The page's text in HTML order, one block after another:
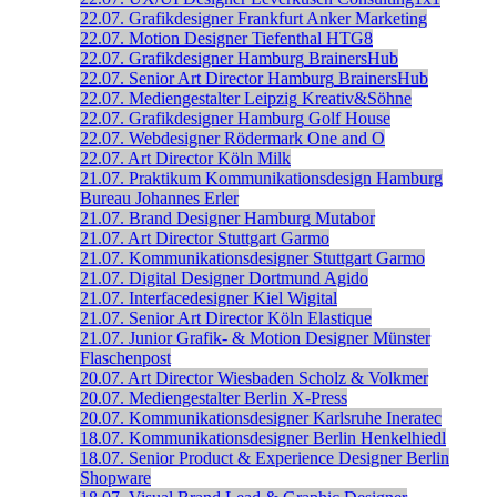
22.07. Grafikdesigner Frankfurt Anker Marketing
22.07. Motion Designer Tiefenthal HTG8
22.07. Grafikdesigner Hamburg BrainersHub
22.07. Senior Art Director Hamburg BrainersHub
22.07. Mediengestalter Leipzig Kreativ&Söhne
22.07. Grafikdesigner Hamburg Golf House
22.07. Webdesigner Rödermark One and O
22.07. Art Director Köln Milk
21.07. Praktikum Kommunikationsdesign Hamburg
Bureau Johannes Erler
21.07. Brand Designer Hamburg Mutabor
21.07. Art Director Stuttgart Garmo
21.07. Kommunikationsdesigner Stuttgart Garmo
21.07. Digital Designer Dortmund Agido
21.07. Interfacedesigner Kiel Wigital
21.07. Senior Art Director Köln Elastique
21.07. Junior Grafik- & Motion Designer Münster
Flaschenpost
20.07. Art Director Wiesbaden Scholz & Volkmer
20.07. Mediengestalter Berlin X-Press
20.07. Kommunikationsdesigner Karlsruhe Ineratec
18.07. Kommunikationsdesigner Berlin Henkelhiedl
18.07. Senior Product & Experience Designer Berlin
Shopware